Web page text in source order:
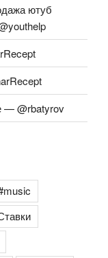
ютуб
— @rbatyrov